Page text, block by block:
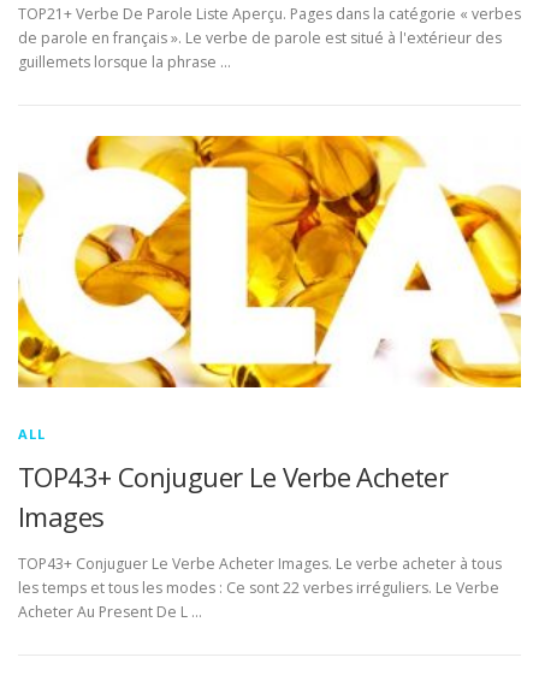
TOP21+ Verbe De Parole Liste Aperçu. Pages dans la catégorie « verbes
de parole en français ». Le verbe de parole est situé à l'extérieur des
guillemets lorsque la phrase …
ALL
TOP43+ Conjuguer Le Verbe Acheter
Images
TOP43+ Conjuguer Le Verbe Acheter Images. Le verbe acheter à tous
les temps et tous les modes : Ce sont 22 verbes irréguliers. Le Verbe
Acheter Au Present De L …